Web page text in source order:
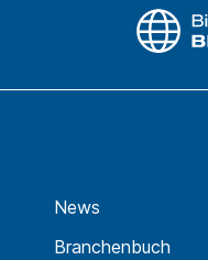
News
Branchenbuch